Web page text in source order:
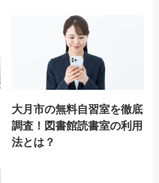
大月市の無料自習室を徹底
調査！図書館読書室の利用
法とは？